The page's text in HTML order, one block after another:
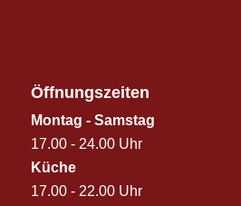
Öffnungszeiten
Montag - Samstag
17.00 - 24.00 Uhr
Küche
17.00 - 22.00 Uhr